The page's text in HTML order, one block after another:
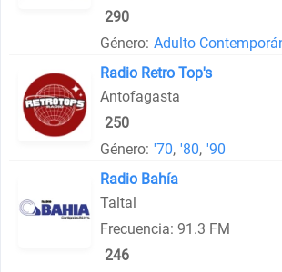
290
Género: Adulto
Radio Retro Top's
Antofagasta
250
Género: '70, '80, '90
Radio Bahía
Taltal
Frecuencia: 91.3 FM
246